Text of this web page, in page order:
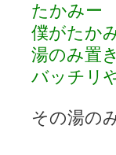
たかみー
僕がたか
湯のみ置
バッチリ
その湯の